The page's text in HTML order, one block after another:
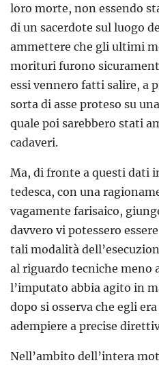
loro morte, non essendo
di un sacerdote sul luogo
ammettere che gli ultimi
morituri furono
essi vennero fatti salire, a
sorta di asse proteso su
quale poi sarebbero stati
cadaveri.
Ma, di fronte a questi dati
tedesca, con una
vagamente farisaico,
davvero vi potessero
tali modalità
al riguardo tecniche meno
l’imputato abbia agito in
dopo si osserva che egli
adempiere a precise
Nell’ambito dell’intera